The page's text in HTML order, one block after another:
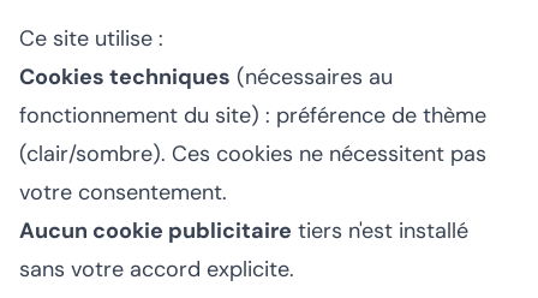
Ce site utilise :
Cookies techniques (nécessaires au
fonctionnement du site) : préférence de thème
(clair/sombre). Ces cookies ne nécessitent pas
votre consentement.
Aucun cookie publicitaire tiers n'est installé
sans votre accord explicite.